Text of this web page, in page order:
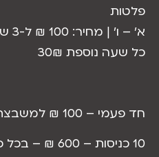
100 ₪ ל-3 שעות עבודה
נוספת 30₪
של-3 שעות עבודה
10 כניסות – 600 ₪ –